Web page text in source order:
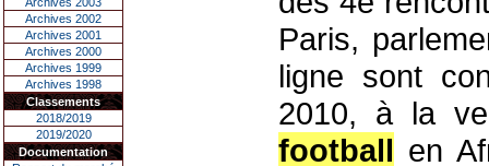
Archives 2002
Archives 2001
Archives 2000
Archives 1999
Archives 1998
Classements
2018/2019
2019/2020
Documentation
Paris,
ligne sont
2010, à la
football en